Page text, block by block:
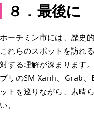
８．最後に
ホーチミン市には、歴史
これらのスポットを訪れ
対する理解が深まります
プリのSM Xanh、Grab、
ットを巡りながら、素晴
い。